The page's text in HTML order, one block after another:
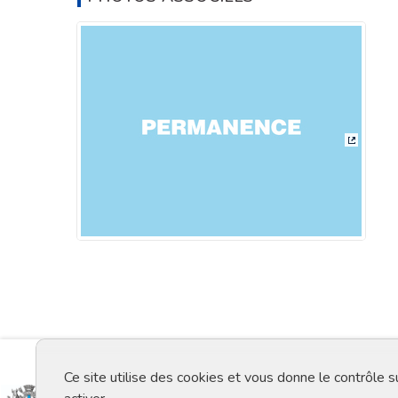
Ce site utilise des cookies et vous donne le contrôle